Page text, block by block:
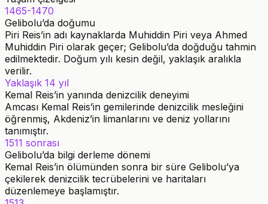
1465-1470
Gelibolu’da doğumu
Piri Reis’in adı kaynaklarda Muhiddin Piri veya Ahmed
Muhiddin Piri olarak geçer; Gelibolu’da doğduğu tahmin
edilmektedir. Doğum yılı kesin değil, yaklaşık aralıkla
verilir.
Yaklaşık 14 yıl
Kemal Reis’in yanında denizcilik deneyimi
Amcası Kemal Reis’in gemilerinde denizcilik mesleğini
öğrenmiş, Akdeniz’in limanlarını ve deniz yollarını
tanımıştır.
1511 sonrası
Gelibolu’da bilgi derleme dönemi
Kemal Reis’in ölümünden sonra bir süre Gelibolu’ya
çekilerek denizcilik tecrübelerini ve haritaları
düzenlemeye başlamıştır.